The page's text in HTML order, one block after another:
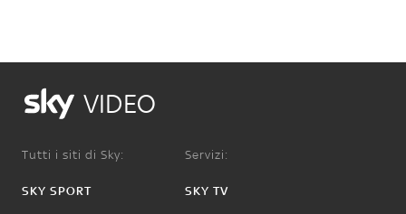
VIDEO
Tutti i siti di Sky:
SKY SPORT
Servizi:
SKY TV